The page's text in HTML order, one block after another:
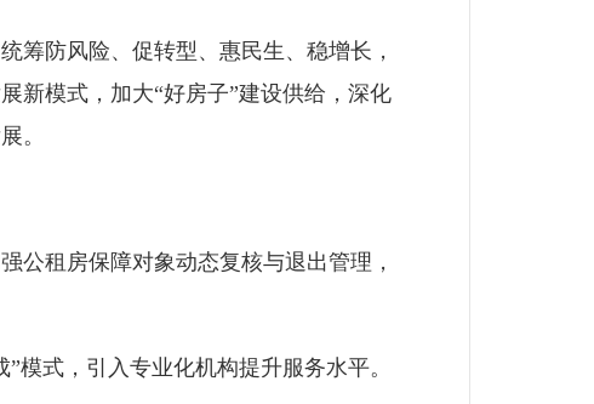
防风险、促转型、惠民生、稳增长，
新模式，加大“好房子”建设供给，深化
。
租房保障对象动态复核与退出管理，
式，引入专业化机构提升服务水平。